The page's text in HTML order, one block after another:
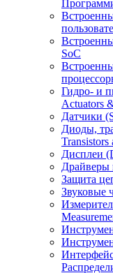
SoC
Гидро- и
Actuators
Датчики
Диоды,
Дисплеи
Драйверы
Защита
Звуковые